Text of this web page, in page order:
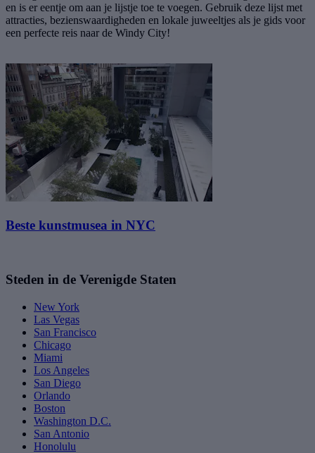
en is er eentje om aan je lijstje toe te voegen. Gebruik deze lijst met
attracties, bezienswaardigheden en lokale juweeltjes als je gids voor
een perfecte reis naar de Windy City!
Beste kunstmusea in NYC
Steden in de Verenigde Staten
New York
Las Vegas
San Francisco
Chicago
Miami
Los Angeles
San Diego
Orlando
Boston
Washington D.C.
San Antonio
Honolulu